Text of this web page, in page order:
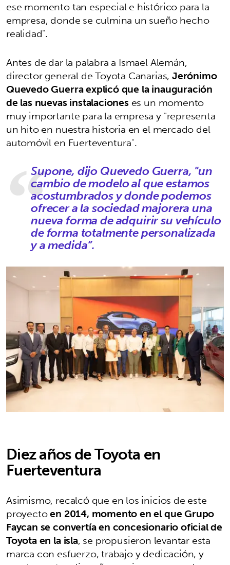
ese momento tan especial e histórico para la
empresa, donde se culmina un sueño hecho
realidad".
Antes de dar la palabra a Ismael Alemán,
director general de Toyota Canarias,Jerónimo
Quevedo Guerra explicó que la inauguración
de las nuevas instalaciones es un momento
muy importante para la empresa y "representa
un hito en nuestra historia en el mercado del
automóvil en Fuerteventura".
Supone, dijo Quevedo Guerra, "un
cambio de modelo al que estamos
acostumbrados y donde podemos
ofrecer a la sociedad majorera una
nueva forma de adquirir su vehículo
de forma totalmente personalizada
y a medida”.
Diez años de Toyota en
Fuerteventura
Asimismo, recalcó que en los inicios de este
proyectoen 2014, momento en el que Grupo
Faycan se convertía en concesionario oficial de
Toyota en la isla, se propusieron levantar esta
marca con esfuerzo, trabajo y dedicación, y